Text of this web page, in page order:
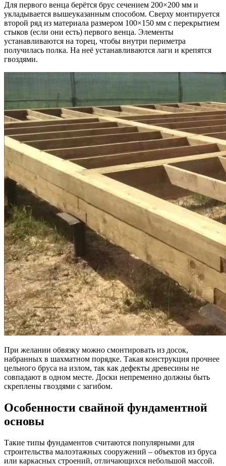
Для первого венца берётся брус сечением 200×200 мм и
укладывается вышеуказанным способом. Сверху монтируется
второй ряд из материала размером 100×150 мм с перекрытием
стыков (если они есть) первого венца. Элементы
устанавливаются на торец, чтобы внутри периметра
получилась полка. На неё устанавливаются лаги и крепятся
гвоздями.
При желании обвязку можно смонтировать из досок,
набранных в шахматном порядке. Такая конструкция прочнее
цельного бруса на излом, так как дефекты древесины не
совпадают в одном месте. Доски непременно должны быть
скреплены гвоздями с загибом.
Особенности свайной фундаментной
основы
Такие типы фундаментов считаются популярными для
строительства малоэтажных сооружений – объектов из бруса
или каркасных строений, отличающихся небольшой массой.